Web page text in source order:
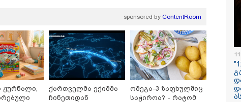
ავიწროებდა - თუ
გამოჩნდება 10 000
ლარს ოფიციალურად,
სახალხოდ გადავცემ" -
ეკა კუპატაძე
განცხადებას
ავრცელებს
დაყენებული მომსასმენი
მოწყობილობის
ჩანაწერში, სადაც ნია
იმნაძე მამას ესაუბრება?
"ამ ვიდეოს
ჩემთვის
დაკარგული
ბიჭის დედა
შვილის
ვედრების
sponsored by ContentRoom
ჟურნალი,
ქართველმა ექიმმა
ჩინეთიდან
ომეგა-3 ზაფხულშიც
საჭიროა? - რატომ